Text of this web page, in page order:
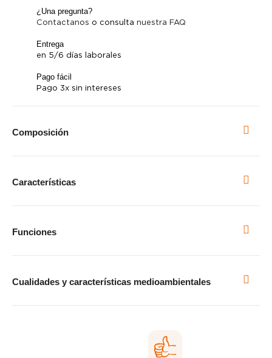
¿Una pregunta?
Contactanos o consulta nuestra FAQ
Entrega
en 5/6 días laborales
Pago fácil
Pago 3x sin intereses
Composición
Características
Funciones
Cualidades y características medioambientales